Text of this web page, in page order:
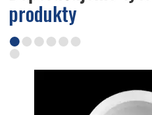
produkty